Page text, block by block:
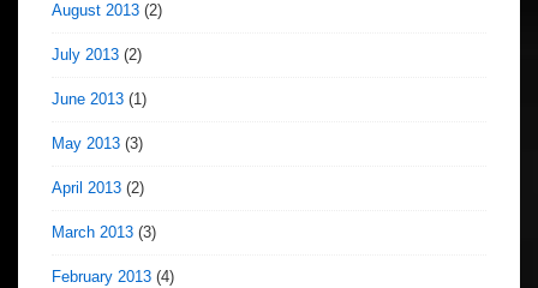
August 2013 (2)
July 2013 (2)
June 2013 (1)
May 2013 (3)
April 2013 (2)
March 2013 (3)
February 2013 (4)